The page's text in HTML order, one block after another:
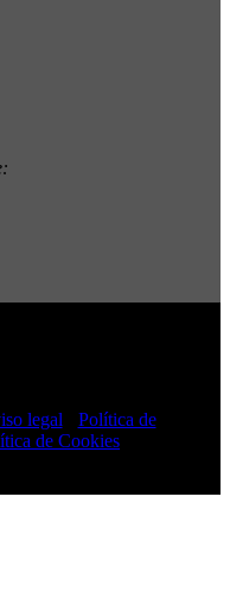
legal
Política de
de Cookies